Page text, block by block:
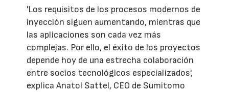
'Los requisitos de los procesos modernos de
inyección siguen aumentando, mientras que
las aplicaciones son cada vez más
complejas. Por ello, el éxito de los proyectos
depende hoy de una estrecha colaboración
entre socios tecnológicos especializados',
explica Anatol Sattel, CEO de Sumitomo